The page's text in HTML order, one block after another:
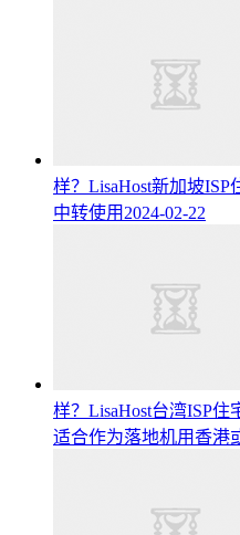
样？LisaHost新加坡
中转使用 2024-02-22
样？LisaHost台湾ISP住
适合作为落地机用香港